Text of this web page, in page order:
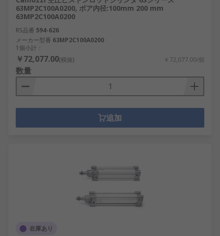
63MP2C100A0200, ボア内径:100mm 200 mm
63MP2C100A0200
RS品番 594-626
メーカー型番 63MP2C100A0200
1個小計：
￥72,077.00(税抜) ￥72,077.00/個
数量
追加
在庫あり